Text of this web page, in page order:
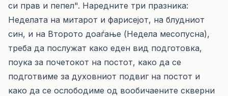
си прав и пепел". Наредните три празника:
Неделата на митарот и фарисејот, на блудниот
син, и на Второто доаѓање (Недела месопусна),
треба да послужат како еден вид подготовка,
поука за почетокот на постот, како да се
подготвиме за духовниот подвиг на постот и
како да се ослободиме од вообичаените скверни